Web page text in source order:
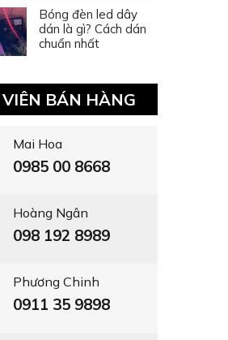
Bóng đèn led dây
dán là gì? Cách dán
chuẩn nhất
BÁN HÀNG
Mai Hoa
0985 00 8668
Hoàng Ngân
098 192 8989
Phương Chinh
0911 35 9898